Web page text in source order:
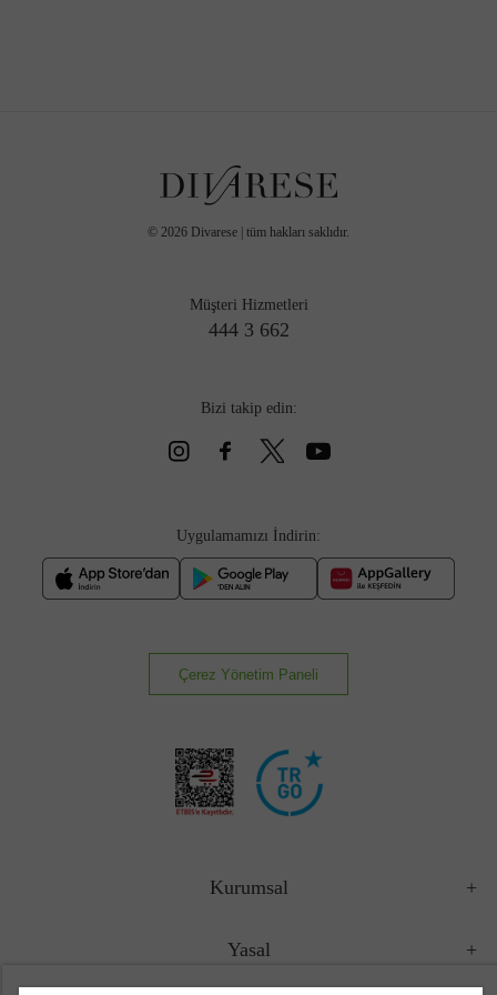
© 2026 Divarese | tüm hakları saklıdır.
Müşteri Hizmetleri
444 3 662
Bizi takip edin:
Uygulamamızı İndirin:
Çerez Yönetim Paneli
Kurumsal
Yasal